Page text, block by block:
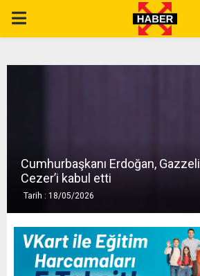
P
ACumhurbaşkanı Erdoğan,
Cezer’i kabul etti
Tarih : 18/05/2026